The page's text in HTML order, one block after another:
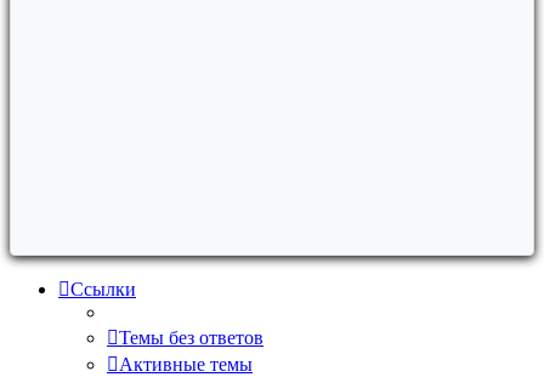
Ссылки
Темы без ответов
Активные темы